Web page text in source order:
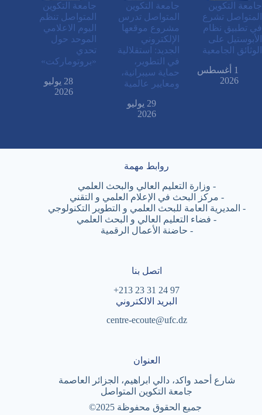
جامعة التكوين
المتواصل تشرع
في تطبيق نظام
الأبوستيل على
الوثائق الجامعية
1 أغسطس
2026
جامعة التكوين
المتواصل تدرس
مشروع موقعها
الإلكتروني
الجديد: استقلالية
في التطوير،
حماية سيبرانية،
ومعايير عالمية
29 يوليو
2026
جامعة التكوين
المتواصل تنظم
اليوم الاعلامي
الموحد حول
تحدي
«بروتوماركت»
28 يوليو
2026
روابط مهمة
- وزارة التعليم العالي والبحث العلمي
- مركز البحث في الإعلام العلمي و التقني
- المديرية العامة للبحث العلمي و التطوير التكنولوجي
- فضاء التعليم العالي و البحث العلمي
- حاضنة الأعمال الرقمية
اتصل بنا
97 24 31 23 213+
البريد الالكتروني
centre-ecoute@ufc.dz
العنوان
شارع أحمد واكد، دالي ابراهيم، الجزائر العاصمة
جامعة التكوين المتواصل
جميع الحقوق محفوظة ©2025